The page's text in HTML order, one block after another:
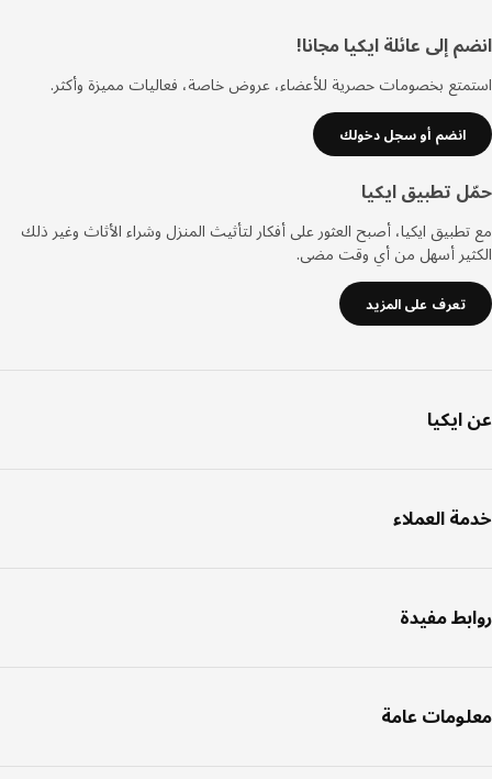
إلى عائلة ايكيا مجانا!
بخصومات حصرية للأعضاء، عروض خاصة، فعاليات مميزة وأكثر.
انضم أو سجل دخولك
تطبيق ايكيا
ايكيا، أصبح العثور على أفكار لتأثيث المنزل وشراء الأثاث وغير ذلك
أسهل من أي وقت مضى.
تعرف على المزيد
العملاء
مفيدة
عامة